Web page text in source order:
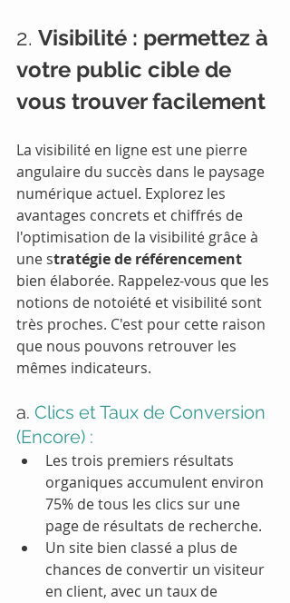
2. Visibilité : permettez à
votre public cible de
vous trouver facilement
La visibilité en ligne est une pierre
angulaire du succès dans le paysage
numérique actuel. Explorez les
avantages concrets et chiffrés de
l'optimisation de la visibilité grâce à
une stratégie de référencement
bien élaborée. Rappelez-vous que les
notions de notoiété et visibilité sont
très proches. C'est pour cette raison
que nous pouvons retrouver les
mêmes indicateurs.
a. Clics et Taux de Conversion
(Encore) :
Les trois premiers résultats
organiques accumulent environ
75% de tous les clics sur une
page de résultats de recherche.
Un site bien classé a plus de
chances de convertir un visiteur
en client, avec un taux de